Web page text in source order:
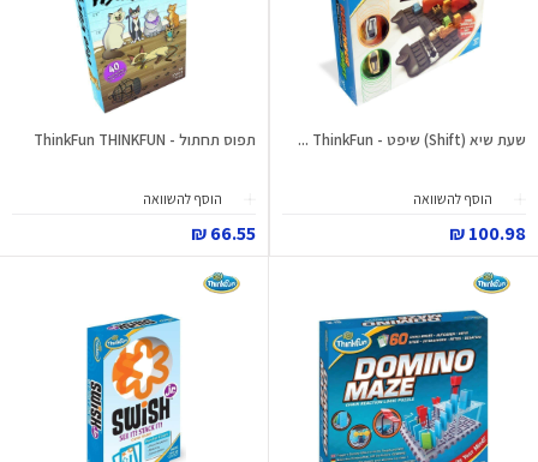
שעת שיא (Shift) שיפט - ThinkFun ...
הוסף להשוואה
100.98 ₪
תפוס תחתול - ThinkFun THINKFUN
הוסף להשוואה
66.55 ₪